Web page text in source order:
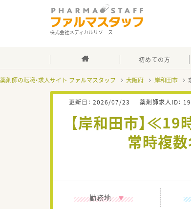
株式会社メディカルリソース
初めての方
薬剤師の転職・求人サイト ファルマスタッフ 大阪府 岸和田市
更新日： 2026/07/23 薬剤師求人ID：
【岸和田市】
常時複
勤務地